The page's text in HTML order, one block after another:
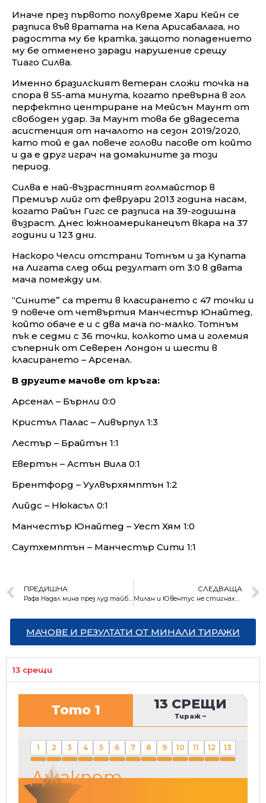
Иначе през първото полувреме Хари Кейн се
разписа във вратата на Кепа Арисабалага, но
радостта му бе кратка, защото попадението
му бе отменено заради нарушение срещу
Тиаго Силва.
Именно бразилският ветеран сложи точка на
спора в 55-ата минута, когато превърна в гол
перфектно центриране на Мейсън Маунт от
свободен удар. За Маунт това бе двадесета
асистенция от началото на сезон 2019/2020,
като той е дал повече голови пасове от който
и да е друг играч на домакините за този
период.
Силва е най-възрастният голмайстор в
Премиър лийг от февруари 2013 година насам,
когато Райън Гигс се разписа на 39-годишна
възраст. Днес южноамериканецът вкара на 37
години и 123 дни.
Наскоро Челси отстрани Тотнъм и за Купата
на Лигата след общ резултат от 3:0 в двата
мача помежду им.
“Сините” са трети в класирането с 47 точки и
9 повече от четвъртия Манчестър Юнайтед,
който обаче е и с два мача по-малко. Тотнъм
пък е седми с 36 точки, колкото има и големия
съперник от Северен Лондон и шести в
класирането – Арсенал.
В другите мачове от кръга:
Арсенал – Бърнли 0:0
Кристъл Палас – Ливърпул 1:3
Лестър – Брайтън 1:1
Евертън – Астън Вила 0:1
Брентфорд – Уулвърхямптън 1:2
Лийдс – Нюкасъл 0:1
Манчестър Юнайтед – Уест Хям 1:0
Саутхемптън – Манчестър Сити 1:1
ПРЕДИШНА
Рафа Надал мина през луд тайбрек, но все пак е четвъртфиналист в Австралия
СЛЕДВАЩА
Милан и Ювентус не стигнаха до попадение на “Сан Сиро” (резултати)
МАЧОВЕ И РЕЗУЛТАТИ ОТ МИНАЛИ ТИРАЖИ
13 срещи
Тото 1 13 СРЕЩИ
Тираж –
1 2 3 4 5 6 7 8 9 10 11 12 13
Джакпот